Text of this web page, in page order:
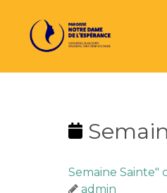
Semaine Sainte"
admin